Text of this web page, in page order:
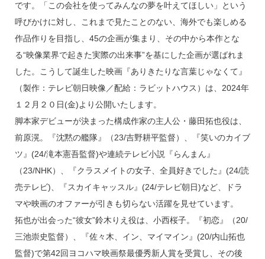
です。「この会社を使ってみんなの夢を叶えてほしい」という
呼びかけに対し、これまで見たことのない、海外でも楽しめる
作品作りを目指し、45の企画が集まり、その中から本作とな
る“映像業界で起きた実際の出来事”を基にした企画が選ばれま
した。こうして誕生した映画『ありきたりな言葉じゃなくて』
（製作：テレビ朝日映像／配給：ラビットハウス）は、2024年
１２月２０日(金)より公開いたします。
脚本家デビューが決まった構成作家の主人公・藤田拓也役は、
前原滉。『沈黙の艦隊』（23/吉野耕平監督）、『笑いのカイブ
ツ』(24/滝本憲吾監督)や連続テレビ小説『らんまん』
（23/NHK）、『クラスメイトの女子、全員好きでした』(24/読
売テレビ)、『スカイキャッスル』(24/テレビ朝日)など、ドラ
マや映画のオファーが引きも切らない活躍を見せています。
拓也が出会った“彼女”鈴木りえ役は、小西桜子。『初恋』（20/
三池崇史監督）、『佐々木、イン、マイマイン』(20/内山拓也
監督)で第42回ヨコハマ映画祭最優秀新人賞を受賞し、その後